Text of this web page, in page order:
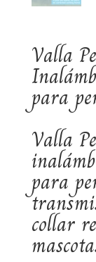
Valla
para
Valla
para
collar